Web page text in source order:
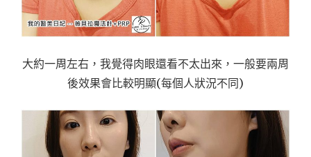
大約一周左右，我覺得肉眼還看不太出來，一般要兩周
後效果會比較明顯(每個人狀況不同)